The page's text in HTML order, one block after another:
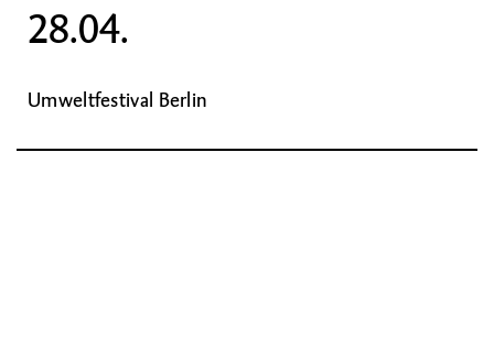
28.04.
Umweltfestival Berlin